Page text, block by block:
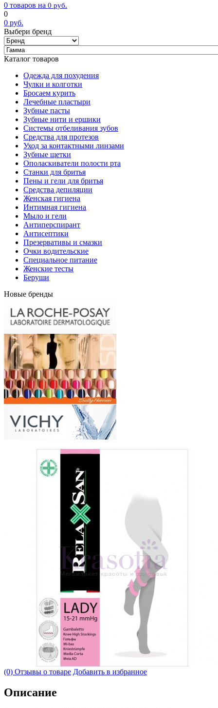
0 товаров на 0 руб.
0
0 руб.
Выбери бренд
Каталог товаров
Одежда для похудения
Чулки и колготки
Бросаем курить
Лечебные пластыри
Зубные пасты
Зубные нити и ершики
Системы отбеливания зубов
Средства для протезов
Уход за контактными линзами
Зубные щетки
Ополаскиватели полости рта
Станки для бритья
Пены и гели для бритья
Средства депиляции
Женская гигиена
Интимная гигиена
Мыло и гели
Антиперспирант
Антисептики
Презервативы и смазки
Очки водительские
Специальное питание
Женские тесты
Беруши
Новые бренды
(0) Отзывы о товаре Добавить в избранное
Описание